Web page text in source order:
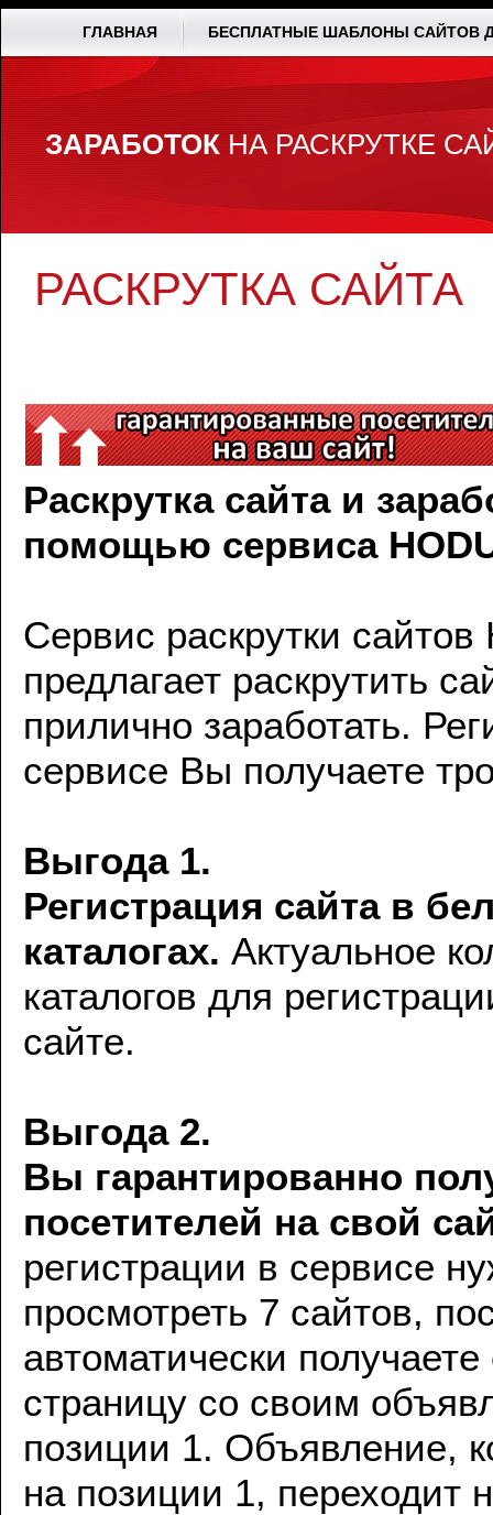
ГЛАВНАЯ БЕСПЛАТНЫЕ ШАБЛОНЫ САЙТОВ
ЗАРАБОТОК НА РАСКРУТКЕ
РАСКРУТКА САЙТА
Раскрутка сайта и
помощью сервиса
Сервис раскрутки сайтов
предлагает раскрутить
прилично заработать.
сервисе Вы получаете
Выгода 1.
Регистрация сайта в
каталогах. Актуальное
каталогов для
сайте.
Выгода 2.
Вы гарантированно
посетителей на свой
регистрации в сервисе
просмотреть 7 сайтов,
автоматически
страницу со своим
позиции 1. Объявление,
на позиции 1, переходит